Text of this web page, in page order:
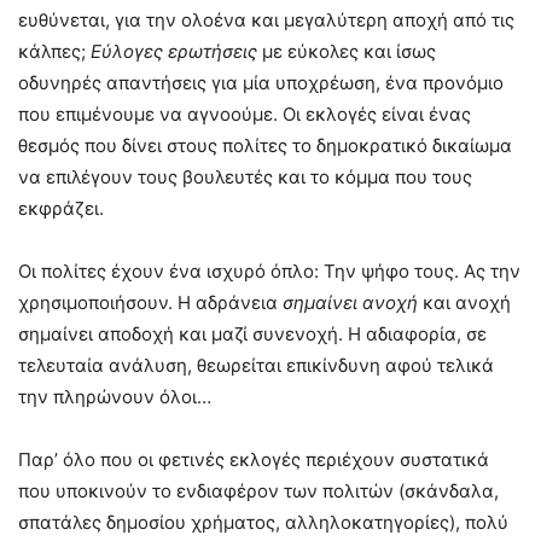
ευθύνεται, για την ολοένα και μεγαλύτερη αποχή από τις
κάλπες; Εύλογες ερωτήσεις με εύκολες και ίσως
οδυνηρές απαντήσεις για μία υποχρέωση, ένα προνόμιο
που επιμένουμε να αγνοούμε. Οι εκλογές είναι ένας
θεσμός που δίνει στους πολίτες το δημοκρατικό δικαίωμα
να επιλέγουν τους βουλευτές και το κόμμα που τους
εκφράζει.
Οι πολίτες έχουν ένα ισχυρό όπλο: Την ψήφο τους. Ας την
χρησιμοποιήσουν. Η αδράνεια σημαίνει ανοχή και ανοχή
σημαίνει αποδοχή και μαζί συνενοχή. Η αδιαφορία, σε
τελευταία ανάλυση, θεωρείται επικίνδυνη αφού τελικά
την πληρώνουν όλοι…
Παρ’ όλο που οι φετινές εκλογές περιέχουν συστατικά
που υποκινούν το ενδιαφέρον των πολιτών (σκάνδαλα,
σπατάλες δημοσίου χρήματος, αλληλοκατηγορίες), πολύ